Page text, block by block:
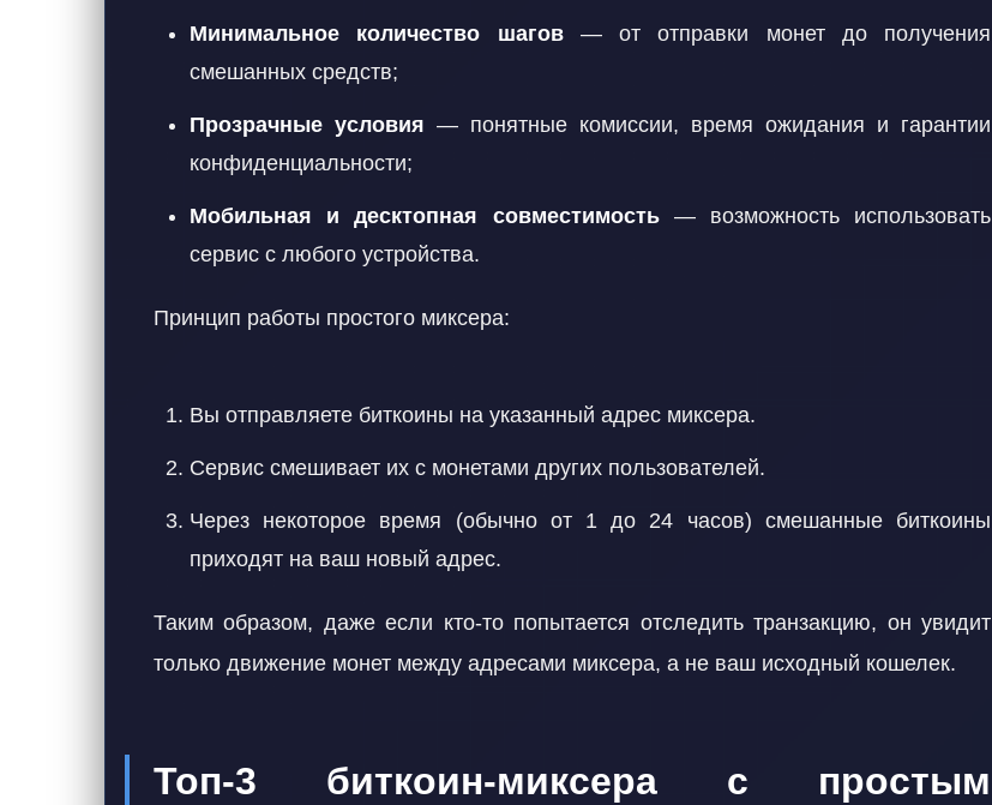
Минимальное количество шагов— от отправки монет до получения
смешанных средств;
Прозрачные условия — понятные комиссии, время ожидания и гарантии
конфиденциальности;
Мобильная и десктопная совместимость— возможность использовать
сервис с любого устройства.
Принцип работы простого миксера:
Вы отправляете биткоины на указанный адрес миксера.
Сервис смешивает их с монетами других пользователей.
Через некоторое время (обычно от 1 до 24 часов) смешанные биткоины
приходят на ваш новый адрес.
Таким образом, даже если кто-то попытается отследить транзакцию, он увидит
только движение монет между адресами миксера, а не ваш исходный кошелек.
Топ-3 биткоин-миксера с простым